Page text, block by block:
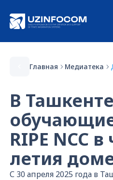
Главная Медиатека
В
RIPE NCC в
летия
С 30 апреля 2025 года в